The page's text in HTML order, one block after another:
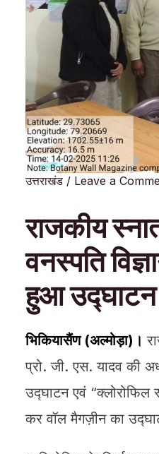
उत्तराखंड/ Leave a
राजकीय
वनस्पति
हुआ
भिकियासैंण (अल्मोड़ा)।
प्रो. जी. एस. यादव की
उद्घाटन एवं “क्लोरोफिल
कर वॉल मैगज़ीन का